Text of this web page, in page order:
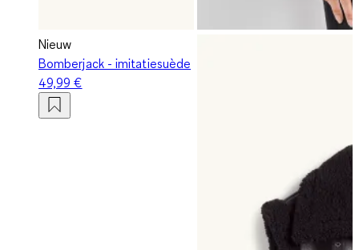
Nieuw
Bomberjack - imitatiesuède
49,99 €